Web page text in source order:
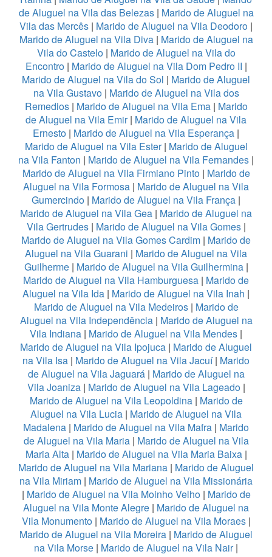
de Aluguel na Vila das Belezas| Marido de Aluguel na
Vila das Mercês | Marido de Aluguel na Vila Deodoro |
Marido de Aluguel na Vila Diva| Marido de Aluguel na
Vila do Castelo| Marido de Aluguel na Vila do
Encontro| Marido de Aluguel na Vila Dom Pedro II |
Marido de Aluguel na Vila do Sol | Marido de Aluguel
na Vila Gustavo| Marido de Aluguel na Vila dos
Remedios| Marido de Aluguel na Vila Ema| Marido
de Aluguel na Vila Emir| Marido de Aluguel na Vila
Ernesto | Marido de Aluguel na Vila Esperança |
Marido de Aluguel na Vila Ester| Marido de Aluguel
na Vila Fanton | Marido de Aluguel na Vila Fernandes |
Marido de Aluguel na Vila Firmiano Pinto| Marido de
Aluguel na Vila Formosa | Marido de Aluguel na Vila
Gumercindo | Marido de Aluguel na Vila França |
Marido de Aluguel na Vila Gea | Marido de Aluguel na
Vila Gertrudes| Marido de Aluguel na Vila Gomes|
Marido de Aluguel na Vila Gomes Cardim | Marido de
Aluguel na Vila Guarani | Marido de Aluguel na Vila
Guilherme| Marido de Aluguel na Vila Guilhermina|
Marido de Aluguel na Vila Hamburguesa | Marido de
Aluguel na Vila Ida | Marido de Aluguel na Vila Inah |
Marido de Aluguel na Vila Medeiros| Marido de
Aluguel na Vila Independência| Marido de Aluguel na
Vila Indiana | Marido de Aluguel na Vila Mendes |
Marido de Aluguel na Vila Ipojuca | Marido de Aluguel
na Vila Isa | Marido de Aluguel na Vila Jacuí| Marido
de Aluguel na Vila Jaguará| Marido de Aluguel na
Vila Joaniza| Marido de Aluguel na Vila Lageado|
Marido de Aluguel na Vila Leopoldina| Marido de
Aluguel na Vila Lucia | Marido de Aluguel na Vila
Madalena | Marido de Aluguel na Vila Mafra | Marido
de Aluguel na Vila Maria| Marido de Aluguel na Vila
Maria Alta| Marido de Aluguel na Vila Maria Baixa|
Marido de Aluguel na Vila Mariana | Marido de Aluguel
na Vila Miriam | Marido de Aluguel na Vila Missionária
| Marido de Aluguel na Vila Moinho Velho| Marido de
Aluguel na Vila Monte Alegre | Marido de Aluguel na
Vila Monumento| Marido de Aluguel na Vila Moraes|
Marido de Aluguel na Vila Moreira | Marido de Aluguel
na Vila Morse | Marido de Aluguel na Vila Nair|